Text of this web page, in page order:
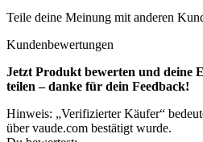
Teile deine Meinung mit anderen
Kundenbewertungen
Jetzt Produkt bewerten und deine
teilen – danke für dein Feedback!
Hinweis: „Verifizierter Käufer“
über vaude.com bestätigt wurde.